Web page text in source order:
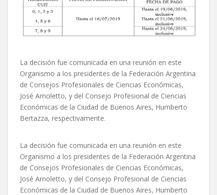
La decisión fue comunicada en una reunión en este
Organismo a los presidentes de la Federación Argentina
de Consejos Profesionales de Ciencias Económicas,
José Arnoletto, y del Consejo Profesional de Ciencias
Económicas de la Ciudad de Buenos Aires, Humberto
Bertazza, respectivamente.
La decisión fue comunicada en una reunión en este
Organismo a los presidentes de la Federación Argentina
de Consejos Profesionales de Ciencias Económicas,
José Arnoletto, y del Consejo Profesional de Ciencias
Económicas de la Ciudad de Buenos Aires, Humberto